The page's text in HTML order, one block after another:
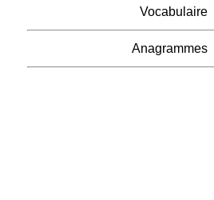
Vocabulaire
Anagrammes